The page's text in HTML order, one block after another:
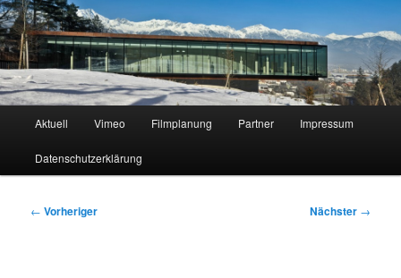
Aktuell Vimeo Filmplanung Partner Impressum
Datenschutzerklärung
Beitragsnavigation
← Vorheriger Nächster →